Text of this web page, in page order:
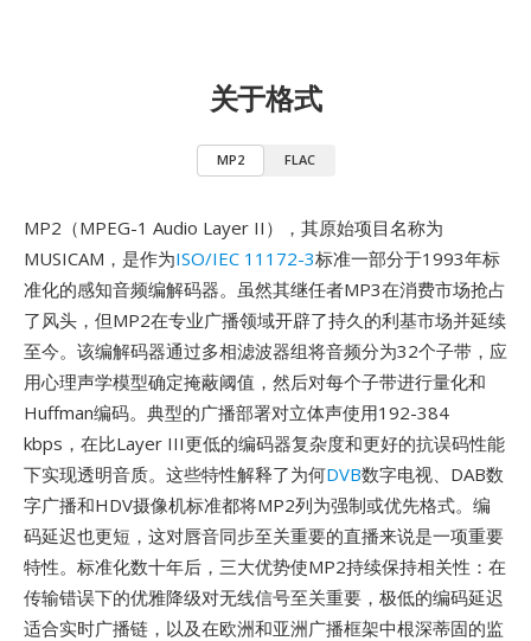
关于格式
MP2 FLAC
MP2（MPEG-1 Audio Layer II），其原始项目名称为
MUSICAM，是作为ISO/IEC 11172-3标准一部分于1993年标
准化的感知音频编解码器。虽然其继任者MP3在消费市场抢占
了风头，但MP2在专业广播领域开辟了持久的利基市场并延续
至今。该编解码器通过多相滤波器组将音频分为32个子带，应
用心理声学模型确定掩蔽阈值，然后对每个子带进行量化和
Huffman编码。典型的广播部署对立体声使用192-384
kbps，在比Layer III更低的编码器复杂度和更好的抗误码性能
下实现透明音质。这些特性解释了为何DVB数字电视、DAB数
字广播和HDV摄像机标准都将MP2列为强制或优先格式。编
码延迟也更短，这对唇音同步至关重要的直播来说是一项重要
特性。标准化数十年后，三大优势使MP2持续保持相关性：在
传输错误下的优雅降级对无线信号至关重要，极低的编码延迟
适合实时广播链，以及在欧洲和亚洲广播框架中根深蒂固的监